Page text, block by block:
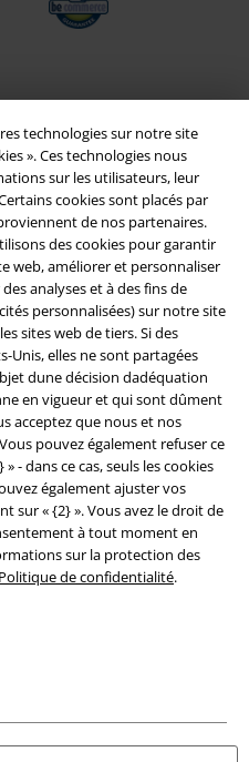
technologies sur notre site
». Ces technologies nous
sur les utilisateurs, leur
cookies sont placés par
de nos partenaires.
des cookies pour garantir
web, améliorer et personnaliser
analyses et à des fins de
personnalisées) sur notre site
sites web de tiers. Si des
Unis, elles ne sont partagées
dune décision dadéquation
en vigueur et qui sont dûment
acceptez que nous et nos
pouvez également refuser ce
- dans ce cas, seuls les cookies
également ajuster vos
sur « {2} ». Vous avez le droit de
à tout moment en
sur la protection des
Politique de confidentialité.
de l'environnement